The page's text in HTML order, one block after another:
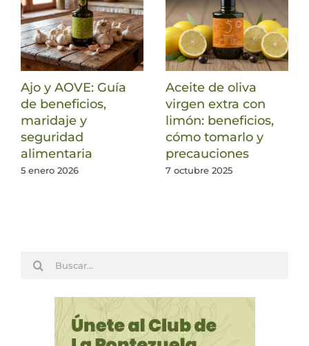
Ajo y AOVE: Guía
de beneficios,
maridaje y
seguridad
alimentaria
5 enero 2026
Aceite de oliva
virgen extra con
limón: beneficios,
cómo tomarlo y
precauciones
7 octubre 2025
Buscar: